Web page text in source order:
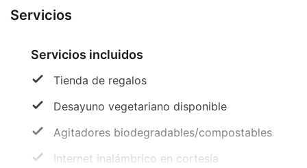
Servicios
Servicios incluidos
Tienda de regalos
Desayuno vegetariano disponible
Agitadores biodegradables/compostables
Internet inalámbrico en cortesía